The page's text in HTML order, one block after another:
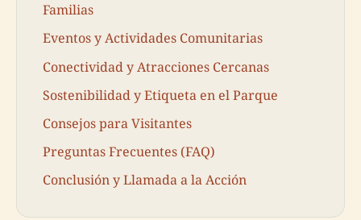
Familias
Eventos y Actividades Comunitarias
Conectividad y Atracciones Cercanas
Sostenibilidad y Etiqueta en el Parque
Consejos para Visitantes
Preguntas Frecuentes (FAQ)
Conclusión y Llamada a la Acción